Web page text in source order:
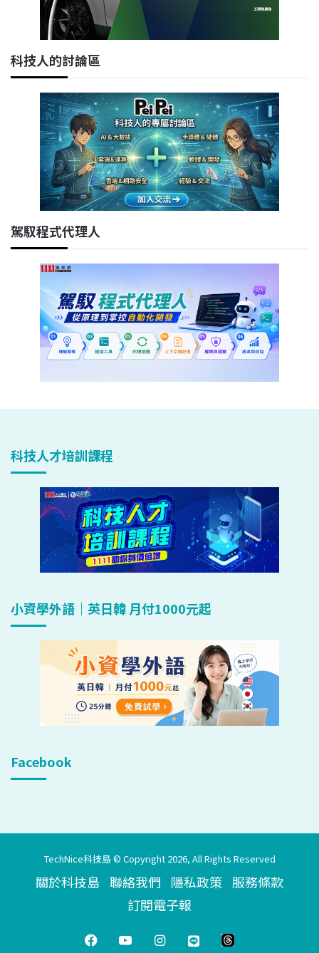
科技人的討論區
駕馭程式代理人
科技人才培訓課程
小資學外語｜英日韓 月付1000元起
Facebook
TechNice科技島 © Copyright 2026, All Rights Reserved
關於科技島 聯絡我們 隱私政策 服務條款
訂閱電子報